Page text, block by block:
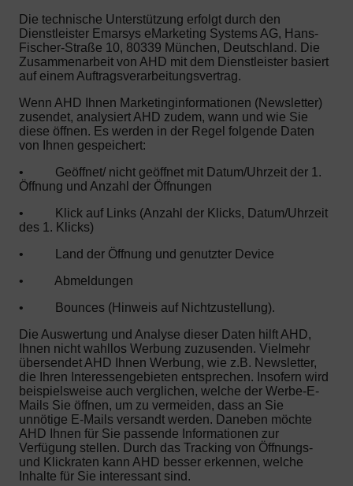
Die technische Unterstützung erfolgt durch den
Dienstleister Emarsys eMarketing Systems AG, Hans-
Fischer-Straße 10, 80339 München, Deutschland. Die
Zusammenarbeit von AHD mit dem Dienstleister basiert
auf einem Auftragsverarbeitungsvertrag.
Wenn AHD Ihnen Marketinginformationen (Newsletter)
zusendet, analysiert AHD zudem, wann und wie Sie
diese öffnen. Es werden in der Regel folgende Daten
von Ihnen gespeichert:
•
Geöffnet/ nicht geöffnet mit Datum/Uhrzeit der 1.
Öffnung und Anzahl der Öffnungen
•
Klick auf Links (Anzahl der Klicks, Datum/Uhrzeit
des 1. Klicks)
•
Land der Öffnung und genutzter Device
•
Abmeldungen
•
Bounces (Hinweis auf Nichtzustellung).
Die Auswertung und Analyse dieser Daten hilft AHD,
Ihnen nicht wahllos Werbung zuzusenden. Vielmehr
übersendet AHD Ihnen Werbung, wie z.B. Newsletter,
die Ihren Interessengebieten entsprechen. Insofern wird
beispielsweise auch verglichen, welche der Werbe-E-
Mails Sie öffnen, um zu vermeiden, dass an Sie
unnötige E-Mails versandt werden. Daneben möchte
AHD Ihnen für Sie passende Informationen zur
Verfügung stellen. Durch das Tracking von Öffnungs-
und Klickraten kann AHD besser erkennen, welche
Inhalte für Sie interessant sind.